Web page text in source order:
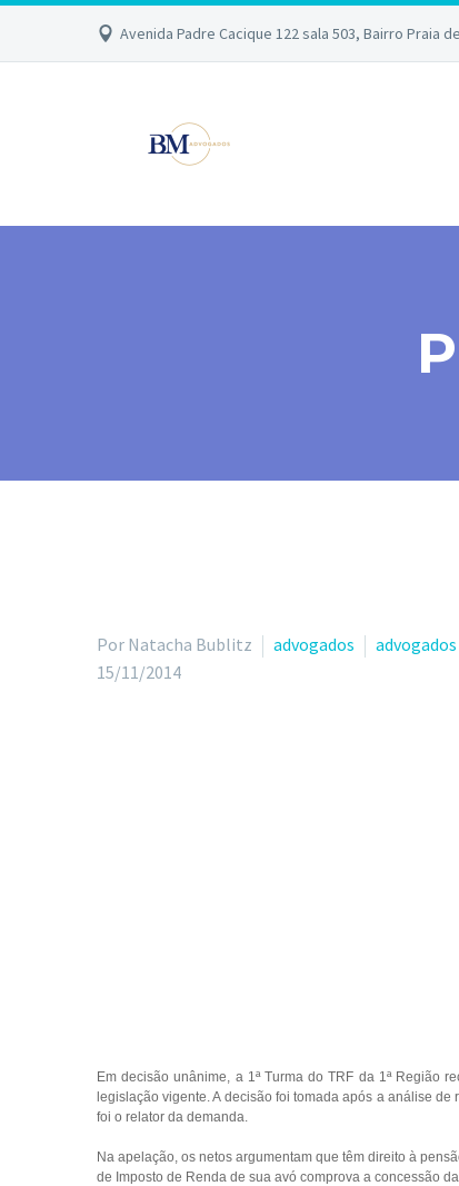
Avenida Padre Cacique 122 sala 503, Bairro Praia
Por Natacha Bublitz advogados
15/11/2014
Em decisão unânime, a 1ª Turma do TRF da 1ª Região
legislação vigente. A decisão foi tomada após a análise
foi o relator da demanda.
Na apelação, os netos argumentam que têm direito à
de Imposto de Renda de sua avó comprova a concessão